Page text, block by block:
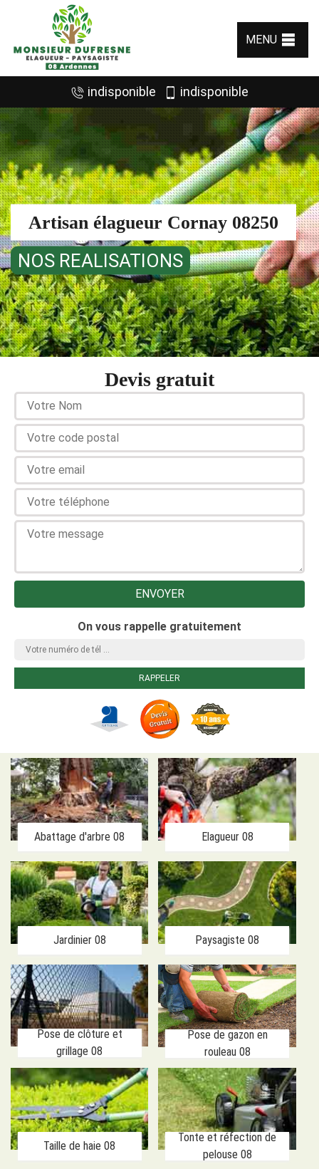
MENU
indisponible indisponible
Artisan élagueur Cornay 08250
NOS REALISATIONS
Devis gratuit
On vous rappelle gratuitement
Abattage d'arbre 08 Elagueur 08
Jardinier 08 Paysagiste 08
Pose de clôture et
grillage 08
Pose de gazon en
rouleau 08
Taille de haie 08
Tonte et réfection de
pelouse 08